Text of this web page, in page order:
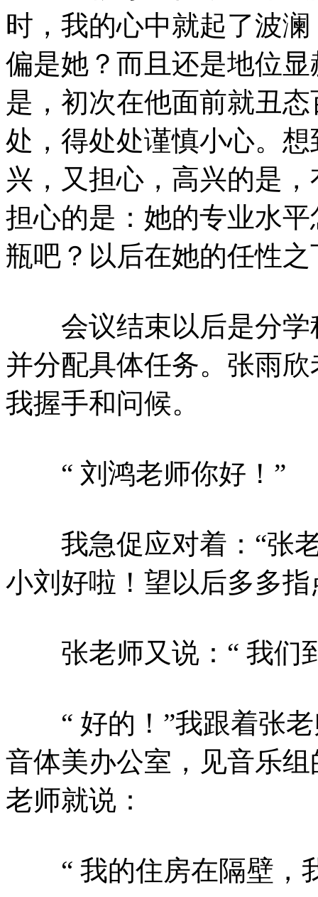
时，我的心中就起了波
偏是她？而且还是地位
是，初次在他面前就丑
处，得处处谨慎小心。
兴，又担心，高兴的是
担心的是：她的专业水
瓶吧？以后在她的任性
会议结束以后是分学
并分配具体任务。张雨
我握手和问候。
“ 刘鸿老师你好！”
我急促应对着：“张老
小刘好啦！望以后多多指
张老师又说：“ 我们
“ 好的！”我跟着张老
音体美办公室，见音乐
老师就说：
“ 我的住房在隔壁，